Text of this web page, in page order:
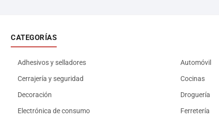
CATEGORÍAS
Adhesivos y selladores Automóvil
Cerrajería y seguridad Cocinas
Decoración Droguería
Electrónica de consumo Ferretería